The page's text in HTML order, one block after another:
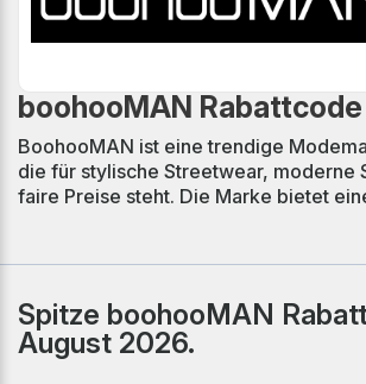
boohooMAN Rabattcode
BoohooMAN ist eine trendige
die für stylische Streetwear, moderne
faire Preise steht. Die Marke bietet
an Kleidung – von Hoodies und
modebewusste Männer, die ihren
urbanem Lifestyle und bringt
Kollektionen auf den Markt. Mit
Spitze boohooMAN
August 2026.